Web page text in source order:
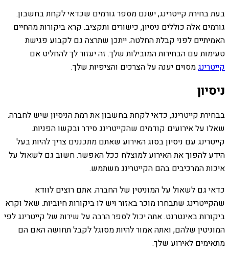
בעת בחירת קייטרינג, ישנם מספר גורמים שכדאי לקחת בחשבון.
גורמים אלה כוללים ניסיון, כישורים ותקציב. קרא ביקורות מהחיים
האמיתיים לפני קבלת החלטה. ייתכן שתרצה גם לקבוע פגישת
טעימות עם הבחירות המובילות שלך. זה יעזור לך להחליט אם
קייטרינגמסוים יענה על הצרכים והציפיות שלך.
ניסיון
בבחירת קייטרינג, כדאי לקחת בחשבון את רמת הניסיון שיש לחברה.
שאלו על אירועים קודמים שהקייטרינג סידר ובקשו הפניות.
קייטרינג עם ניסיון בסוג האירוע שאתם מתכננים צריך להיות בעל
הידע להפוך את האירוע למוצלח ככל האפשר. חשוב גם לשאול על
איכות המרכיבים בהם הקייטרינג משתמש.
כדאי גם לשאול על המוניטין של החברה. אתם רוצים לוודא
שהקייטרינג שתבחרו מוכר באזור ויש לו ביקורות חיוביות. שאל וקרא
ביקורות באינטרנט. אתה יכול לספר הרבה על שירות של קייטרינג לפי
המוניטין שלהם, ואתה אמור להיות מסוגל לקבל תחושה האם הם
מתאימים לאירוע שלך.